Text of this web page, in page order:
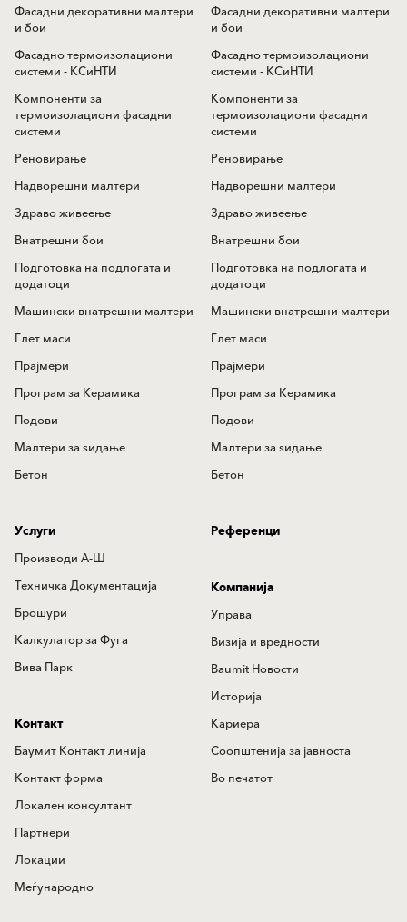
Фасадни декоративни малтери
и бои
Фасадно термоизолациони
системи - КСиНТИ
Компоненти за
термоизолациони фасадни
системи
Реновирање
Надворешни малтери
Здраво живеење
Внатрешни бои
Подготовка на подлогата и
додатоци
Машински внатрешни малтери
Глет маси
Прајмери
Програм за Керамика
Подови
Mалтери за ѕидањe
Бетон
Фасадни декоративни малтери
и бои
Фасадно термоизолациони
системи - КСиНТИ
Компоненти за
термоизолациони фасадни
системи
Реновирање
Надворешни малтери
Здраво живеење
Внатрешни бои
Подготовка на подлогата и
додатоци
Машински внатрешни малтери
Глет маси
Прајмери
Програм за Керамика
Подови
Mалтери за ѕидањe
Бетон
Услуги
Производи А-Ш
Техничка Документација
Брошури
Калкулатор за Фуга
Вива Парк
Референци
Компанија
Управа
Визија и вредности
Baumit Новости
Историја
Кариера
Соопштенија за јавноста
Во печатот
Контакт
Баумит Контакт линија
Контакт форма
Локален консултант
Партнери
Локации
Меѓународно